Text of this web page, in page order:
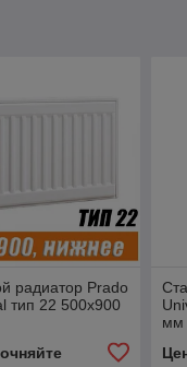
радиатор Prado
тип 22 500x900
мм